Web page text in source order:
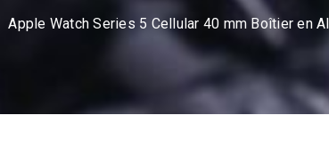
Apple Watch Series 5 Cellular 40 mm Boîtier en